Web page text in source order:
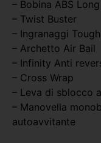
– Bobina ABS
– Twist Buster
– Ingranaggi
– Archetto Air Bail
– Infinity Anti
– Cross Wrap
– Leva di sblocco
– Manovella
autoavvitante